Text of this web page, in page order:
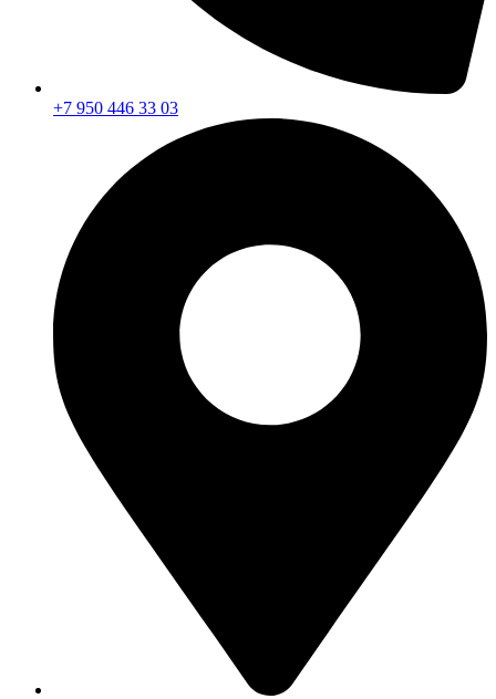
+7 950 446 33 03